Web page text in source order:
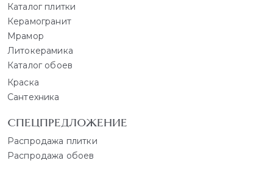
Каталог плитки
Керамогранит
Мрамор
Литокерамика
Каталог обоев
Краска
Сантехника
СПЕЦПРЕДЛОЖЕНИЕ
Распродажа плитки
Распродажа обоев